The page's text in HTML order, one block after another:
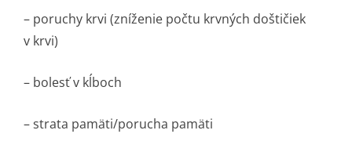
– poruchy krvi (zníženie počtu krvných doštičiek
v krvi)
– bolesť v kĺboch
– strata pamäti/porucha pamäti